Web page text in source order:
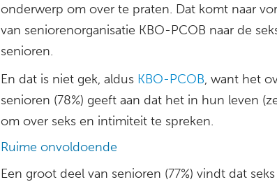
onderwerp om over te praten. Dat komt naar
van seniorenorganisatie KBO-PCOB naar de
senioren.
En dat is niet gek, aldus KBO-PCOB, want het
senioren (78%) geeft aan dat het in hun leven
om over seks en intimiteit te spreken.
Ruime onvoldoende
Een groot deel van senioren (77%) vindt dat